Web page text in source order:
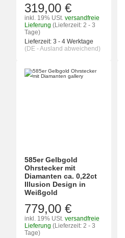
319,00 €
inkl. 19% USt. versandfreie
Lieferung (Lieferzeit: 2 - 3
Tage)
Lieferzeit: 3 - 4 Werktage
(DE - Ausland abweichend)
585er Gelbgold
Ohrstecker mit
Diamanten ca. 0,22ct
Illusion Design in
Weißgold
779,00 €
inkl. 19% USt. versandfreie
Lieferung (Lieferzeit: 2 - 3
Tage)